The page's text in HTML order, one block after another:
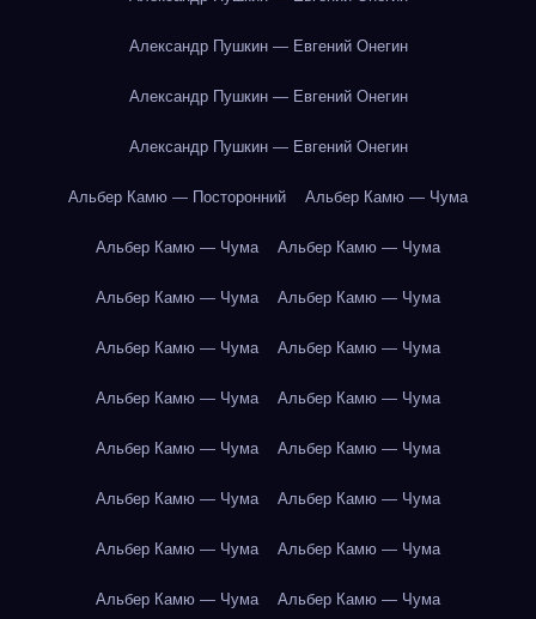
Александр Пушкин — Евгений Онегин
Александр Пушкин — Евгений Онегин
Александр Пушкин — Евгений Онегин
Альбер Камю — Посторонний Альбер Камю — Чума
Альбер Камю — Чума Альбер Камю — Чума
Альбер Камю — Чума Альбер Камю — Чума
Альбер Камю — Чума Альбер Камю — Чума
Альбер Камю — Чума Альбер Камю — Чума
Альбер Камю — Чума Альбер Камю — Чума
Альбер Камю — Чума Альбер Камю — Чума
Альбер Камю — Чума Альбер Камю — Чума
Альбер Камю — Чума Альбер Камю — Чума